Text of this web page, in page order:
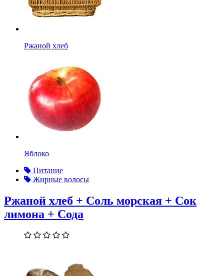
Ржаной хлеб
Яблоко
Питание
Жирные волосы
Ржаной хлеб + Соль морская + Сок
лимона + Сода